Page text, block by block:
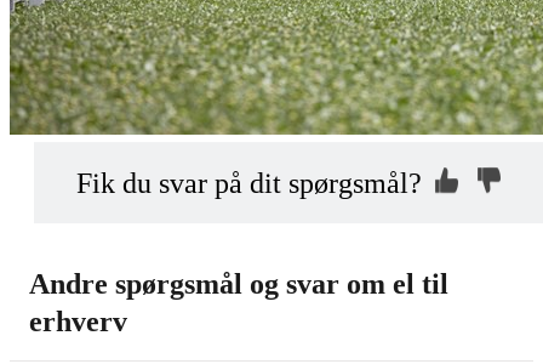
Fik du svar på dit spørgsmål?
Hvorfor ikke?
Kontakt os, så
vi kan hjælpe dig
Andre spørgsmål og svar om el til
erhverv